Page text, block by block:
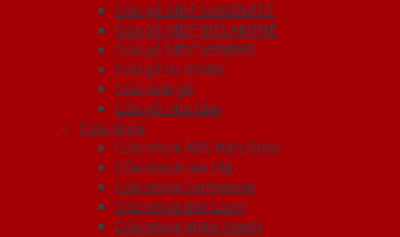
Cửa gỗ MDF LAMINATE
Cửa gỗ MDF MELAMINE
Cửa gỗ MDF VENEER
Cửa gỗ tự nhiên
Cửa vòm gỗ
Cửa gỗ nhà tắm
Cửa nhựa
Cửa nhựa ABS Hàn Quốc
Cửa nhựa cao cấp
Cửa nhựa Composite
Cửa nhựa Đài Loan
Cửa nhựa ghép thanh